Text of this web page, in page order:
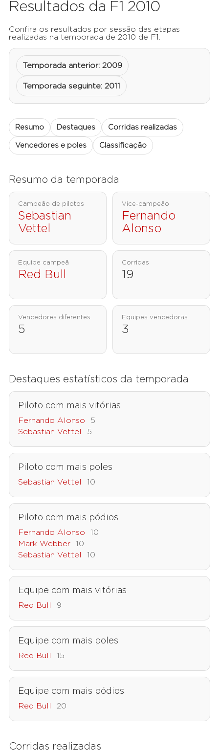
Resultados da F1 2010
Confira os resultados por sessão das etapas
realizadas na temporada de 2010 de F1.
Temporada anterior: 2009
Temporada seguinte: 2011
Resumo Destaques Corridas realizadas
Vencedores e poles Classificação
Resumo da temporada
Campeão de pilotos
Sebastian
Vettel
Vice-campeão
Fernando
Alonso
Equipe campeã
Red Bull
Corridas
19
Vencedores diferentes
5
Equipes vencedoras
3
Destaques estatísticos da temporada
Piloto com mais vitórias
Fernando Alonso
5
Sebastian Vettel
5
Piloto com mais poles
Sebastian Vettel 10
Piloto com mais pódios
Fernando Alonso
10
Mark Webber
10
Sebastian Vettel
10
Equipe com mais vitórias
Red Bull 9
Equipe com mais poles
Red Bull 15
Equipe com mais pódios
Red Bull 20
Corridas realizadas